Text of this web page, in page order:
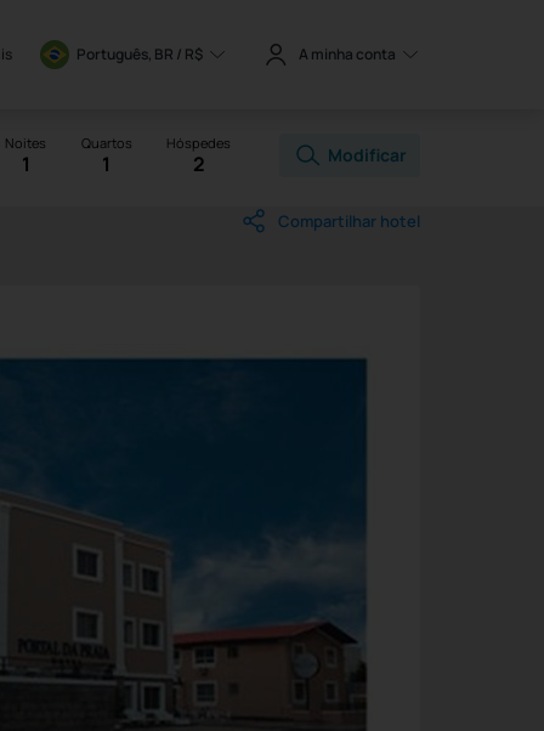
Português, BR / R$ A minha conta
Noites
1
Quartos
1
Hóspedes
2 Modificar
Compartilhar hotel